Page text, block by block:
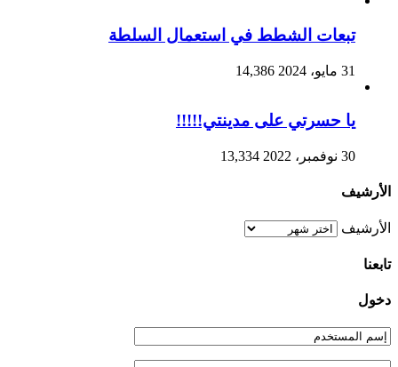
تبعات الشطط في استعمال السلطة
31 مايو، 2024 14,386
يا حسرتي على مدينتي!!!!!
30 نوفمبر، 2022 13,334
الأرشيف
الأرشيف
تابعنا
دخول